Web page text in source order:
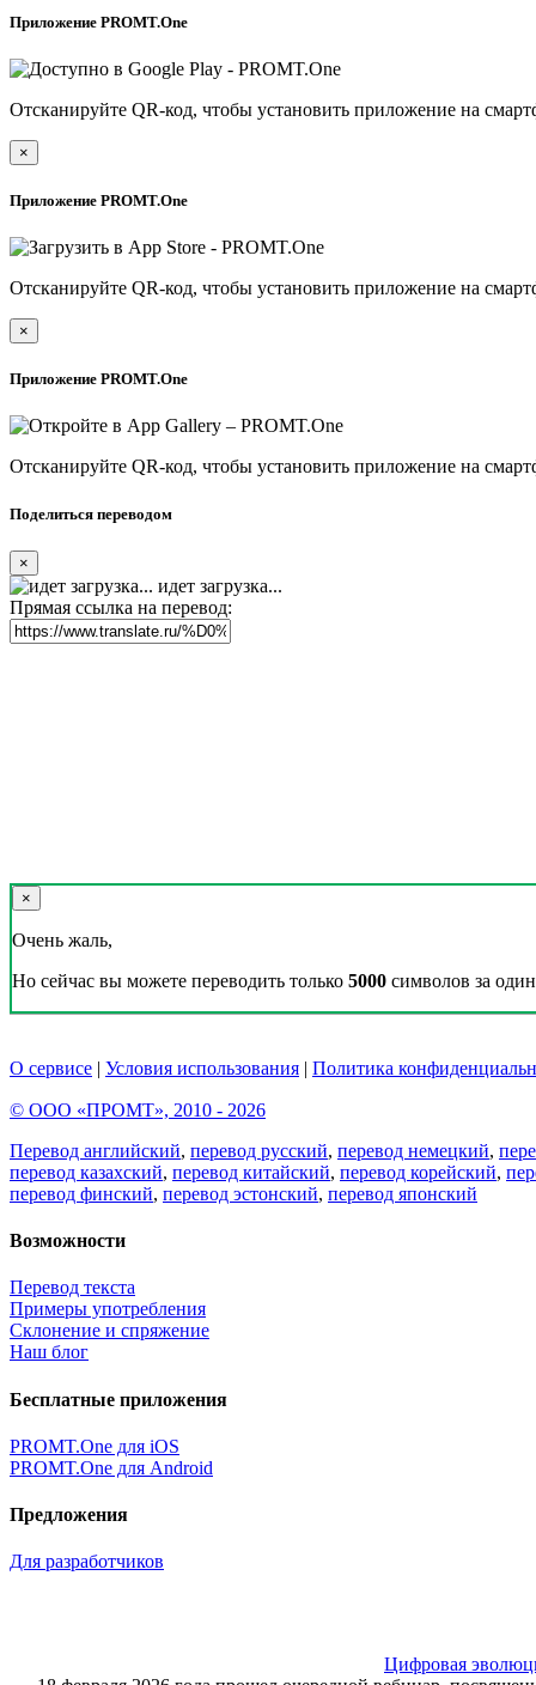
Приложение PROMT.One
Отсканируйте QR-код, чтобы установить приложение на
×
Приложение PROMT.One
Отсканируйте QR-код, чтобы установить приложение на
×
Приложение PROMT.One
Отсканируйте QR-код, чтобы установить приложение на
Поделиться переводом
×
идет загрузка...
Прямая ссылка на перевод:
×
Очень жаль,
Но сейчас вы можете переводить только 5000 символов за один
О сервисе | Условия использования | Политика
© ООО «ПРОМТ», 2010 - 2026
Перевод английский, перевод русский, перевод немецкий,
перевод казахский, перевод китайский, перевод корейский,
перевод финский, перевод эстонский, перевод японский
Возможности
Перевод текста
Примеры употребления
Склонение и спряжение
Наш блог
Бесплатные приложения
PROMT.One для iOS
PROMT.One для Android
Предложения
Для разработчиков
Цифровая